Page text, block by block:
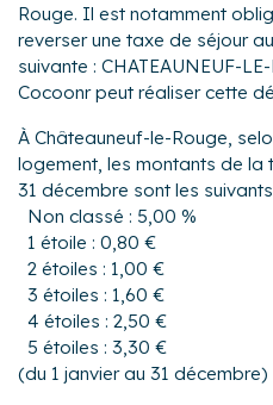
Rouge. Il est notamment
reverser une taxe de séjour
suivante : CHATEAUNEUF-LE-
Cocoonr peut réaliser cette
À Châteauneuf-le-Rouge,
logement, les montants de la
31 décembre sont les
Non classé : 5,00 %
1 étoile : 0,80 €
2 étoiles : 1,00 €
3 étoiles : 1,60 €
4 étoiles : 2,50 €
5 étoiles : 3,30 €
(du 1 janvier au 31 décembre)